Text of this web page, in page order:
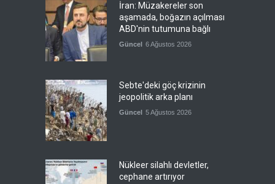
İran: Müzakereler son
aşamada, boğazın açılması
ABD'nin tutumuna bağlı
Güncel 6 Ağustos 2026
Sebte'deki göç krizinin
jeopolitik arka planı
Güncel 5 Ağustos 2026
Nükleer silahlı devletler,
cephane artırıyor